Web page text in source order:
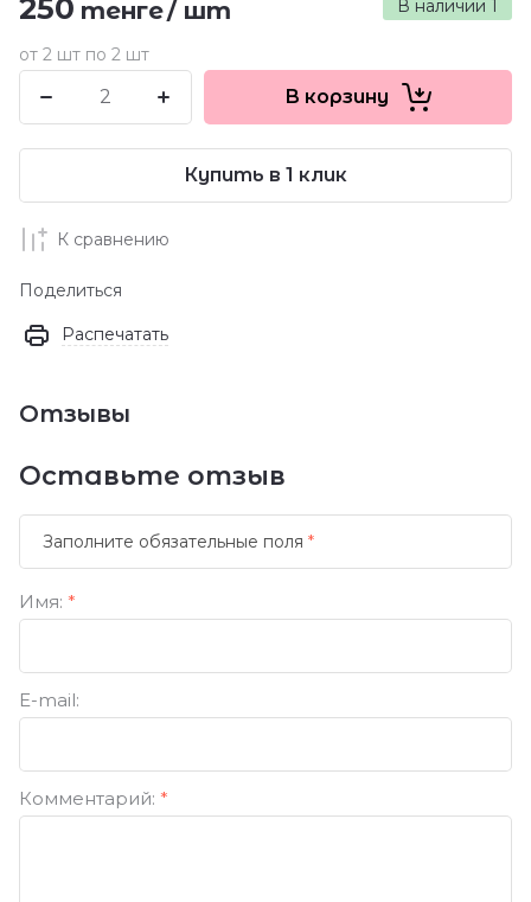
В наличии 1
250 тенге/шт
от 2 шт по 2 шт
В корзину
Купить в 1 клик
К сравнению
Поделиться
Распечатать
Отзывы
Оставьте отзыв
Заполните обязательные поля *
Имя: *
E-mail:
Комментарий: *